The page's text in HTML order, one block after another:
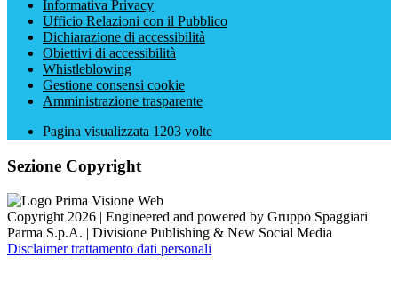
Informativa Privacy
Ufficio Relazioni con il Pubblico
Dichiarazione di accessibilità
Obiettivi di accessibilità
Whistleblowing
Gestione consensi cookie
Amministrazione trasparente
Pagina visualizzata 1203 volte
Sezione Copyright
Copyright 2026 | Engineered and powered by Gruppo Spaggiari
Parma S.p.A. | Divisione Publishing & New Social Media
Disclaimer trattamento dati personali